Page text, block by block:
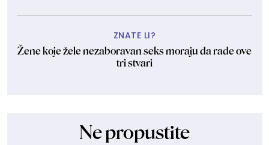
ZNATE LI?
Žene koje žele nezaboravan seks moraju da rade ove
tri stvari
Ne propustite